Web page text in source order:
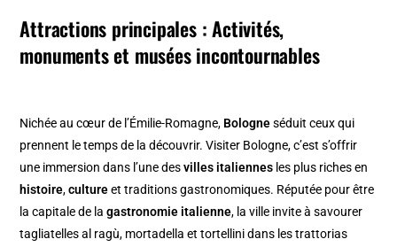
Attractions principales : Activités,
monuments et musées incontournables
Nichée au cœur de l’Émilie-Romagne, Bologneséduit ceux qui
prennent le temps de la découvrir. Visiter Bologne, c’est s’offrir
une immersion dans l’une desvilles italiennes les plus riches en
histoire,cultureet traditions gastronomiques. Réputée pour être
la capitale de lagastronomie italienne, la ville invite à savourer
tagliatelles al ragù, mortadella et tortellini dans les trattorias